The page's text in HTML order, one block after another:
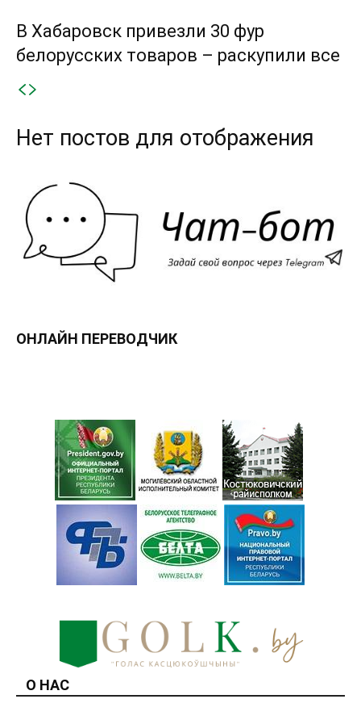
В Хабаровск привезли 30 фур
белорусских товаров – раскупили все
Нет постов для отображения
ОНЛАЙН ПЕРЕВОДЧИК
О НАС